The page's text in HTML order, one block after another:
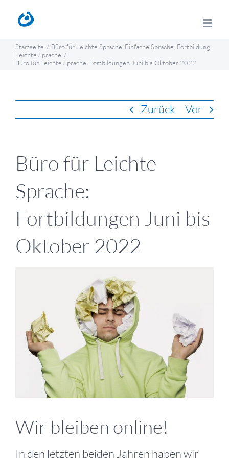
Inhalt
springen
Startseite Büro für Leichte Sprache Einfache Sprache Fortbildung
Leichte Sprache
Büro für Leichte Sprache: Fortbildungen Juni bis Oktober 2022
Zurück Vor
Büro für Leichte
Sprache:
Fortbildungen Juni bis
Oktober 2022
Wir bleiben online!
In den letzten beiden Jahren haben wir